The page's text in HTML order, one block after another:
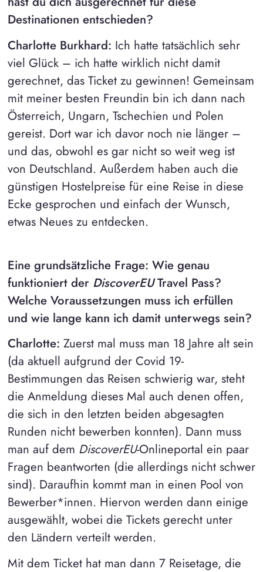
Destinationen entschieden?
Charlotte Burkhard: Ich hatte tatsächlich sehr
viel Glück – ich hatte wirklich nicht damit
gerechnet, das Ticket zu gewinnen! Gemeinsam
mit meiner besten Freundin bin ich dann nach
Österreich, Ungarn, Tschechien und Polen
gereist. Dort war ich davor noch nie länger –
und das, obwohl es gar nicht so weit weg ist
von Deutschland. Außerdem haben auch die
günstigen Hostelpreise für eine Reise in diese
Ecke gesprochen und einfach der Wunsch,
etwas Neues zu entdecken.
Eine grundsätzliche Frage: Wie genau
funktioniert der DiscoverEUTravel Pass?
Welche Voraussetzungen muss ich erfüllen
und wie lange kann ich damit unterwegs sein?
Charlotte: Zuerst mal muss man 18 Jahre alt sein
(da aktuell aufgrund der Covid 19-
Bestimmungen das Reisen schwierig war, steht
die Anmeldung dieses Mal auch denen offen,
die sich in den letzten beiden abgesagten
Runden nicht bewerben konnten). Dann muss
man auf dem DiscoverEU-Onlineportal ein paar
Fragen beantworten (die allerdings nicht schwer
sind). Daraufhin kommt man in einen Pool von
Bewerber*innen. Hiervon werden dann einige
ausgewählt, wobei die Tickets gerecht unter
den Ländern verteilt werden.
Mit dem Ticket hat man dann 7 Reisetage, die